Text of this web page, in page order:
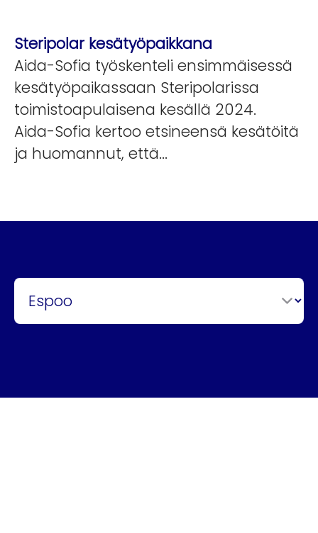
Steripolar kesätyöpaikkana
Aida-Sofia työskenteli ensimmäisessä
kesätyöpaikassaan Steripolarissa
toimistoapulaisena kesällä 2024.
Aida-Sofia kertoo etsineensä kesätöitä
ja huomannut, että...